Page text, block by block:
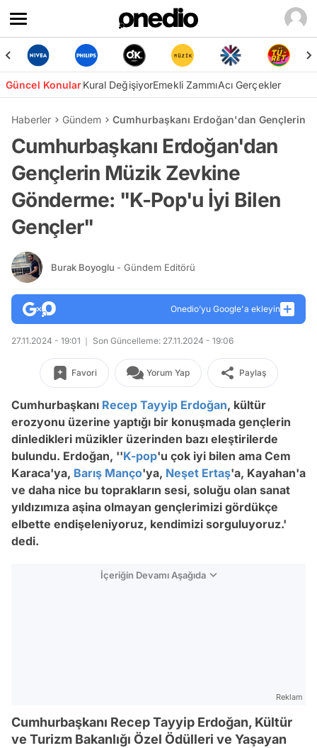
Güncel KonularKural DeğişiyorEmekli ZammıAcı Gerçekler
Haberler Gündem Cumhurbaşkanı Erdoğan'dan Gençlerin
Cumhurbaşkanı Erdoğan'dan
Gençlerin Müzik Zevkine
Gönderme: "K-Pop'u İyi Bilen
Gençler"
Burak Boyoglu - Gündem Editörü
Onedio’yu Google'a ekleyin
27.11.2024 - 19:01 Son Güncelleme: 27.11.2024 - 19:06
Favori Yorum Yap Paylaş
Cumhurbaşkanı Recep Tayyip Erdoğan, kültür
erozyonu üzerine yaptığı bir konuşmada gençlerin
dinledikleri müzikler üzerinden bazı eleştirilerde
bulundu. Erdoğan, ''K-pop'u çok iyi bilen ama Cem
Karaca'ya, Barış Manço'ya, Neşet Ertaş'a, Kayahan'a
ve daha nice bu toprakların sesi, soluğu olan sanat
yıldızımıza aşina olmayan gençlerimizi gördükçe
elbette endişeleniyoruz, kendimizi sorguluyoruz.'
dedi.
İçeriğin Devamı Aşağıda
Reklam
Cumhurbaşkanı Recep Tayyip Erdoğan, Kültür
ve Turizm Bakanlığı Özel Ödülleri ve Yaşayan